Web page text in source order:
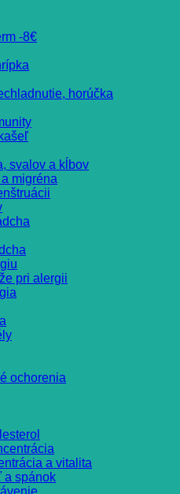
-8€
horúčka
svalov a kĺbov
migréna
pri alergii
ochorenia
a vitalita
a spánok